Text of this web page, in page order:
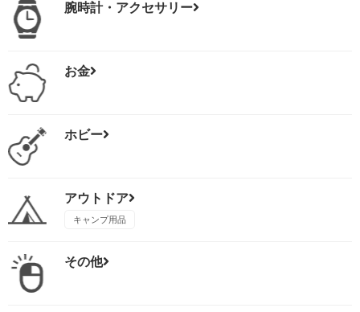
腕時計・アクセサリー
お金
ホビー
アウトドア
キャンプ用品
その他